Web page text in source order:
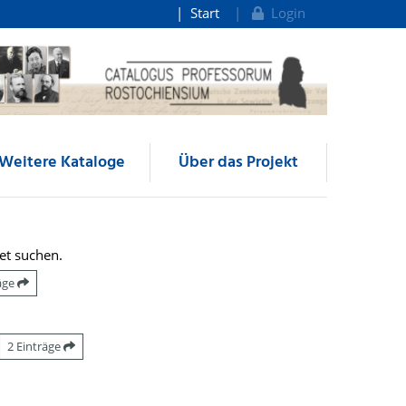
Start Login
Kataloge Über das Projekt
suchen.
2 Einträge